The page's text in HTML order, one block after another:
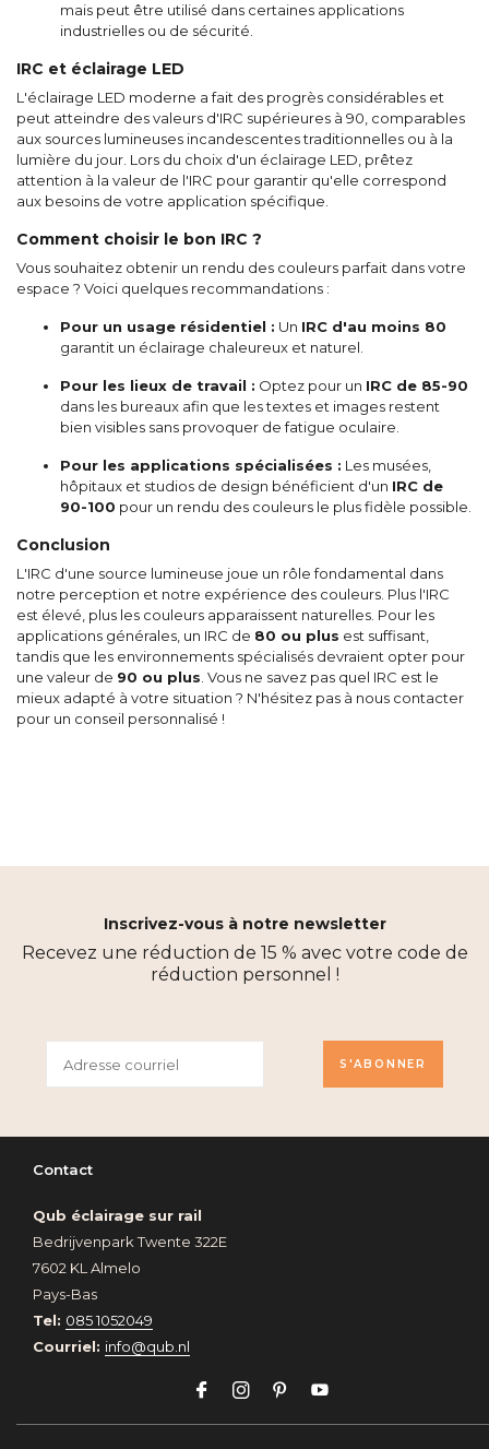
mais peut être utilisé dans certaines applications
industrielles ou de sécurité.
IRC et éclairage LED
L'éclairage LED moderne a fait des progrès considérables et
peut atteindre des valeurs d'IRC supérieures à 90, comparables
aux sources lumineuses incandescentes traditionnelles ou à la
lumière du jour. Lors du choix d'un éclairage LED, prêtez
attention à la valeur de l'IRC pour garantir qu'elle correspond
aux besoins de votre application spécifique.
Comment choisir le bon IRC ?
Vous souhaitez obtenir un rendu des couleurs parfait dans votre
espace ? Voici quelques recommandations :
Pour un usage résidentiel : Un IRC d'au moins 80
garantit un éclairage chaleureux et naturel.
Pour les lieux de travail : Optez pour un IRC de 85-90
dans les bureaux afin que les textes et images restent
bien visibles sans provoquer de fatigue oculaire.
Pour les applications spécialisées : Les musées,
hôpitaux et studios de design bénéficient d'un IRC de
90-100 pour un rendu des couleurs le plus fidèle possible.
Conclusion
L'IRC d'une source lumineuse joue un rôle fondamental dans
notre perception et notre expérience des couleurs. Plus l'IRC
est élevé, plus les couleurs apparaissent naturelles. Pour les
applications générales, un IRC de 80 ou plus est suffisant,
tandis que les environnements spécialisés devraient opter pour
une valeur de 90 ou plus . Vous ne savez pas quel IRC est le
mieux adapté à votre situation ? N'hésitez pas à nous contacter
pour un conseil personnalisé !
Inscrivez-vous à notre newsletter
Recevez une réduction de 15 % avec votre code de
réduction personnel !
S'ABONNER
Contact
Qub éclairage sur rail
Bedrijvenpark Twente 322E
7602 KL Almelo
Pays-Bas
Tel: 085 1052049
Courriel: info@qub.nl